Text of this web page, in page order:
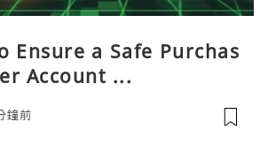
Ensure a Safe Purchas
Account ...
鐘前